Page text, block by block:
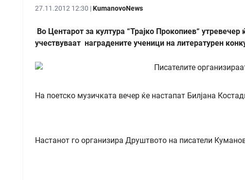
27.11.2012 12:30 |KumanovoNews
Во Центарот за култура “Трајко Прокопиев“
учествуваат наградените ученици на литературен
На поетско музичката вечер ќе настапат Билјана
Настанот го организира Друштвото на писатели